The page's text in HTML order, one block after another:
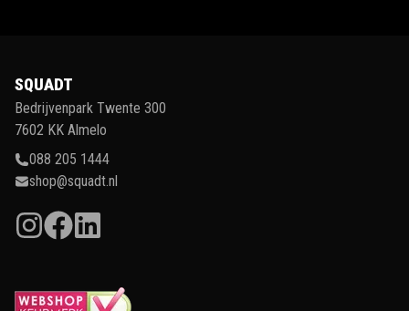
SQUADT
Bedrijvenpark Twente 300
7602 KK Almelo
088 205 1444
shop@squadt.nl